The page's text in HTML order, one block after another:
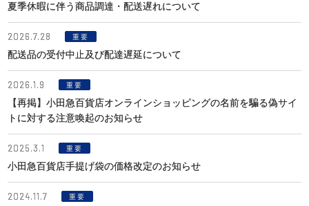
夏季休暇に伴う商品調達・配送遅れについて
2026.7.28 重要
配送品の受付中止及び配達遅延について
2026.1.9 重要
【再掲】小田急百貨店オンラインショッピングの名前を騙る偽サイ
トに対する注意喚起のお知らせ
2025.3.1 重要
小田急百貨店手提げ袋の価格改定のお知らせ
2024.11.7 重要